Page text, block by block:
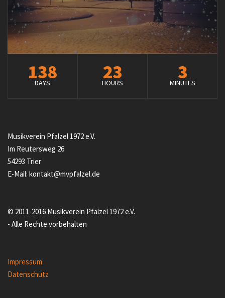
138
DAYS 23
HOURS 3
MINUTES
Musikverein Pfalzel 1972 e.V.
Im Reutersweg 26
54293 Trier
E-Mail: kontakt@mvpfalzel.de
© 2011-2016 Musikverein Pfalzel 1972 e.V.
- Alle Rechte vorbehalten
Impressum
Datenschutz